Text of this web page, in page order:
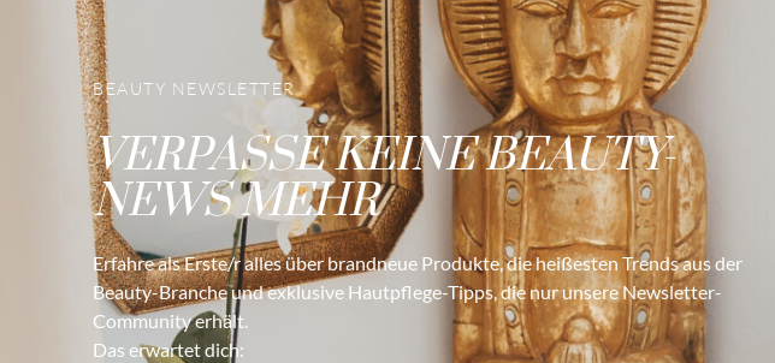
BEAUTY NEWSLETTER
VERPASSE KEINE BEAUTY-
NEWS MEHR
Erfahre als Erste/r alles über brandneue Produkte, die heißesten Trends aus der
Beauty-Branche und exklusive Hautpflege-Tipps, die nur unsere Newsletter-
Community erhält.
Das erwartet dich: